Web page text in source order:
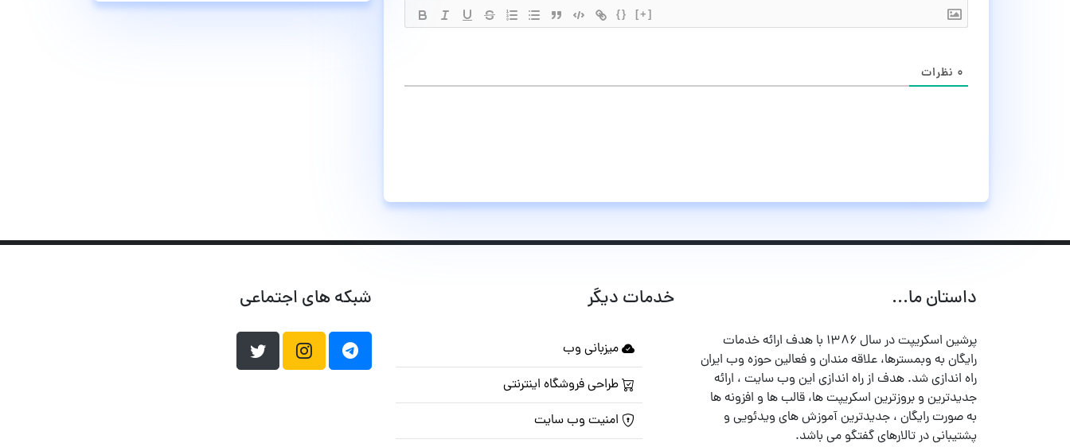
{} [+]
۰ نظرات
داستان ما...
پرشین اسکریپت در سال ۱۳۸۶ با هدف ارائه خدمات
رایگان به وبمسترها، علاقه مندان و فعالین حوزه وب ایران
راه اندازی شد. هدف از راه اندازی این وب سایت ، ارائه
جدیدترین و بروزترین اسکریپت ها، قالب ها و افزونه ها
به صورت رایگان ، جدیدترین آموزش های ویدئویی و
پشتیبانی در تالارهای گفتگو می باشد.
خدمات دیگر
میزبانی وب
طراحی فروشگاه اینترنتی
امنیت وب سایت
شبکه های اجتماعی